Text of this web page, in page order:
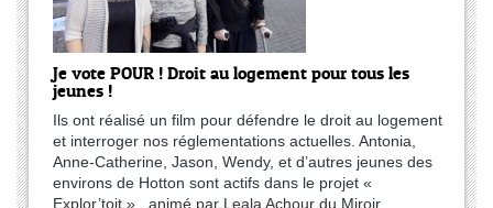
Je vote POUR ! Droit au logement pour tous les
jeunes !
Ils ont réalisé un film pour défendre le droit au logement
et interroger nos réglementations actuelles. Antonia,
Anne-Catherine, Jason, Wendy, et d’autres jeunes des
environs de Hotton sont actifs dans le projet «
Explor’toit » , animé par Leala Achour du Miroir